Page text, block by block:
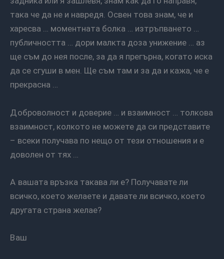
така че да не и навредя. Освен това знам, че и
харесва … моментната болка … изтръпването …
публичността … дори малкта доза унижение … аз
ще съм до нея после, за да я прегърна, когато иска
да се сгуши в мен. Ще съм там и за да и кажа, че е
прекрасна …
Доброволност и доверие … и взаимност … толкова
взаимност, колкото не можете да си представите
– всеки получава по нещо от тези отношения и е
доволен от тях …
А вашата връзка такава ли е? Получавате ли
всичко, което желаете и давате ли всичко, което
другата страна желае?
Ваш